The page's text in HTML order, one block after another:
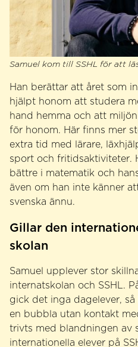
Samuel kom till SSHL för att
Han berättar att året som
hjälpt honom att studera
hand hemma och att
för honom. Här finns mer
extra tid med lärare,
sport och fritidsaktiviteter.
bättre i matematik och
även om han inte känner
svenska ännu.
Gillar den
skolan
Samuel upplever stor
internatskolan och SSHL.
gick det inga dagelever,
en bubbla utan kontakt
trivts med blandningen av
internationella elever på